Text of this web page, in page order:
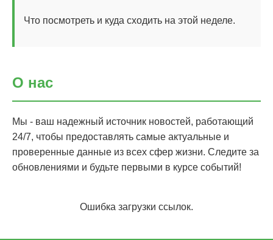
Что посмотреть и куда сходить на этой неделе.
О нас
Мы - ваш надежный источник новостей, работающий
24/7, чтобы предоставлять самые актуальные и
проверенные данные из всех сфер жизни. Следите за
обновлениями и будьте первыми в курсе событий!
Ошибка загрузки ссылок.